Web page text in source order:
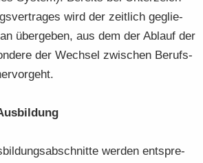
wird der zeit­lich ge­glie­
über­ge­ben, aus dem der Ab­lauf der
der Wech­sel zwi­schen Be­rufs­
wer­den ent­spre­